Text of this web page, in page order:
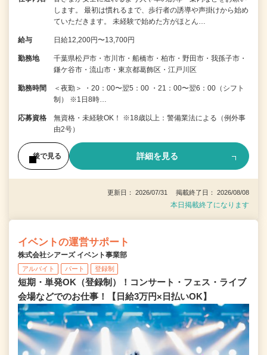
します。 最初は慣れるまで、歩行者の誘導や声掛けから始め
ていただきます。 未経験で始めた方がほとん…
給与 日給12,200円〜13,700円
勤務地
千葉県松戸市・市川市・船橋市・柏市・野田市・我孫子市・
鎌ケ谷市・流山市・東京都葛飾区・江戸川区
勤務時間
＜夜勤＞ ・20：00〜翌5：00 ・21：00〜翌6：00（シフト
制） ※1日8時…
応募資格
無資格・未経験OK！ ※18歳以上：警備業法による（例外事
由2号）
後で見る 詳細を見る
更新日： 2026/07/31 掲載終了日： 2026/08/08
本日掲載終了になります
イベントの運営サポート
株式会社シアーズ イベント事業部
アルバイト パート 登録制
短期・単発OK（登録制）！コンサート・フェス・ライブ
会場などでのお仕事！【日給3万円×日払いOK】